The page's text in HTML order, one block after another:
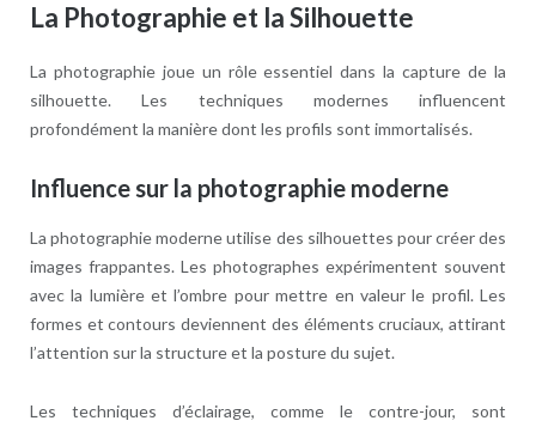
La Photographie et la Silhouette
La photographie joue un rôle essentiel dans la capture de la
silhouette. Les techniques modernes influencent
profondément la manière dont les profils sont immortalisés.
Influence sur la photographie moderne
La photographie moderne utilise des silhouettes pour créer des
images frappantes. Les photographes expérimentent souvent
avec la lumière et l’ombre pour mettre en valeur le profil. Les
formes et contours deviennent des éléments cruciaux, attirant
l’attention sur la structure et la posture du sujet.
Les techniques d’éclairage, comme le contre-jour, sont